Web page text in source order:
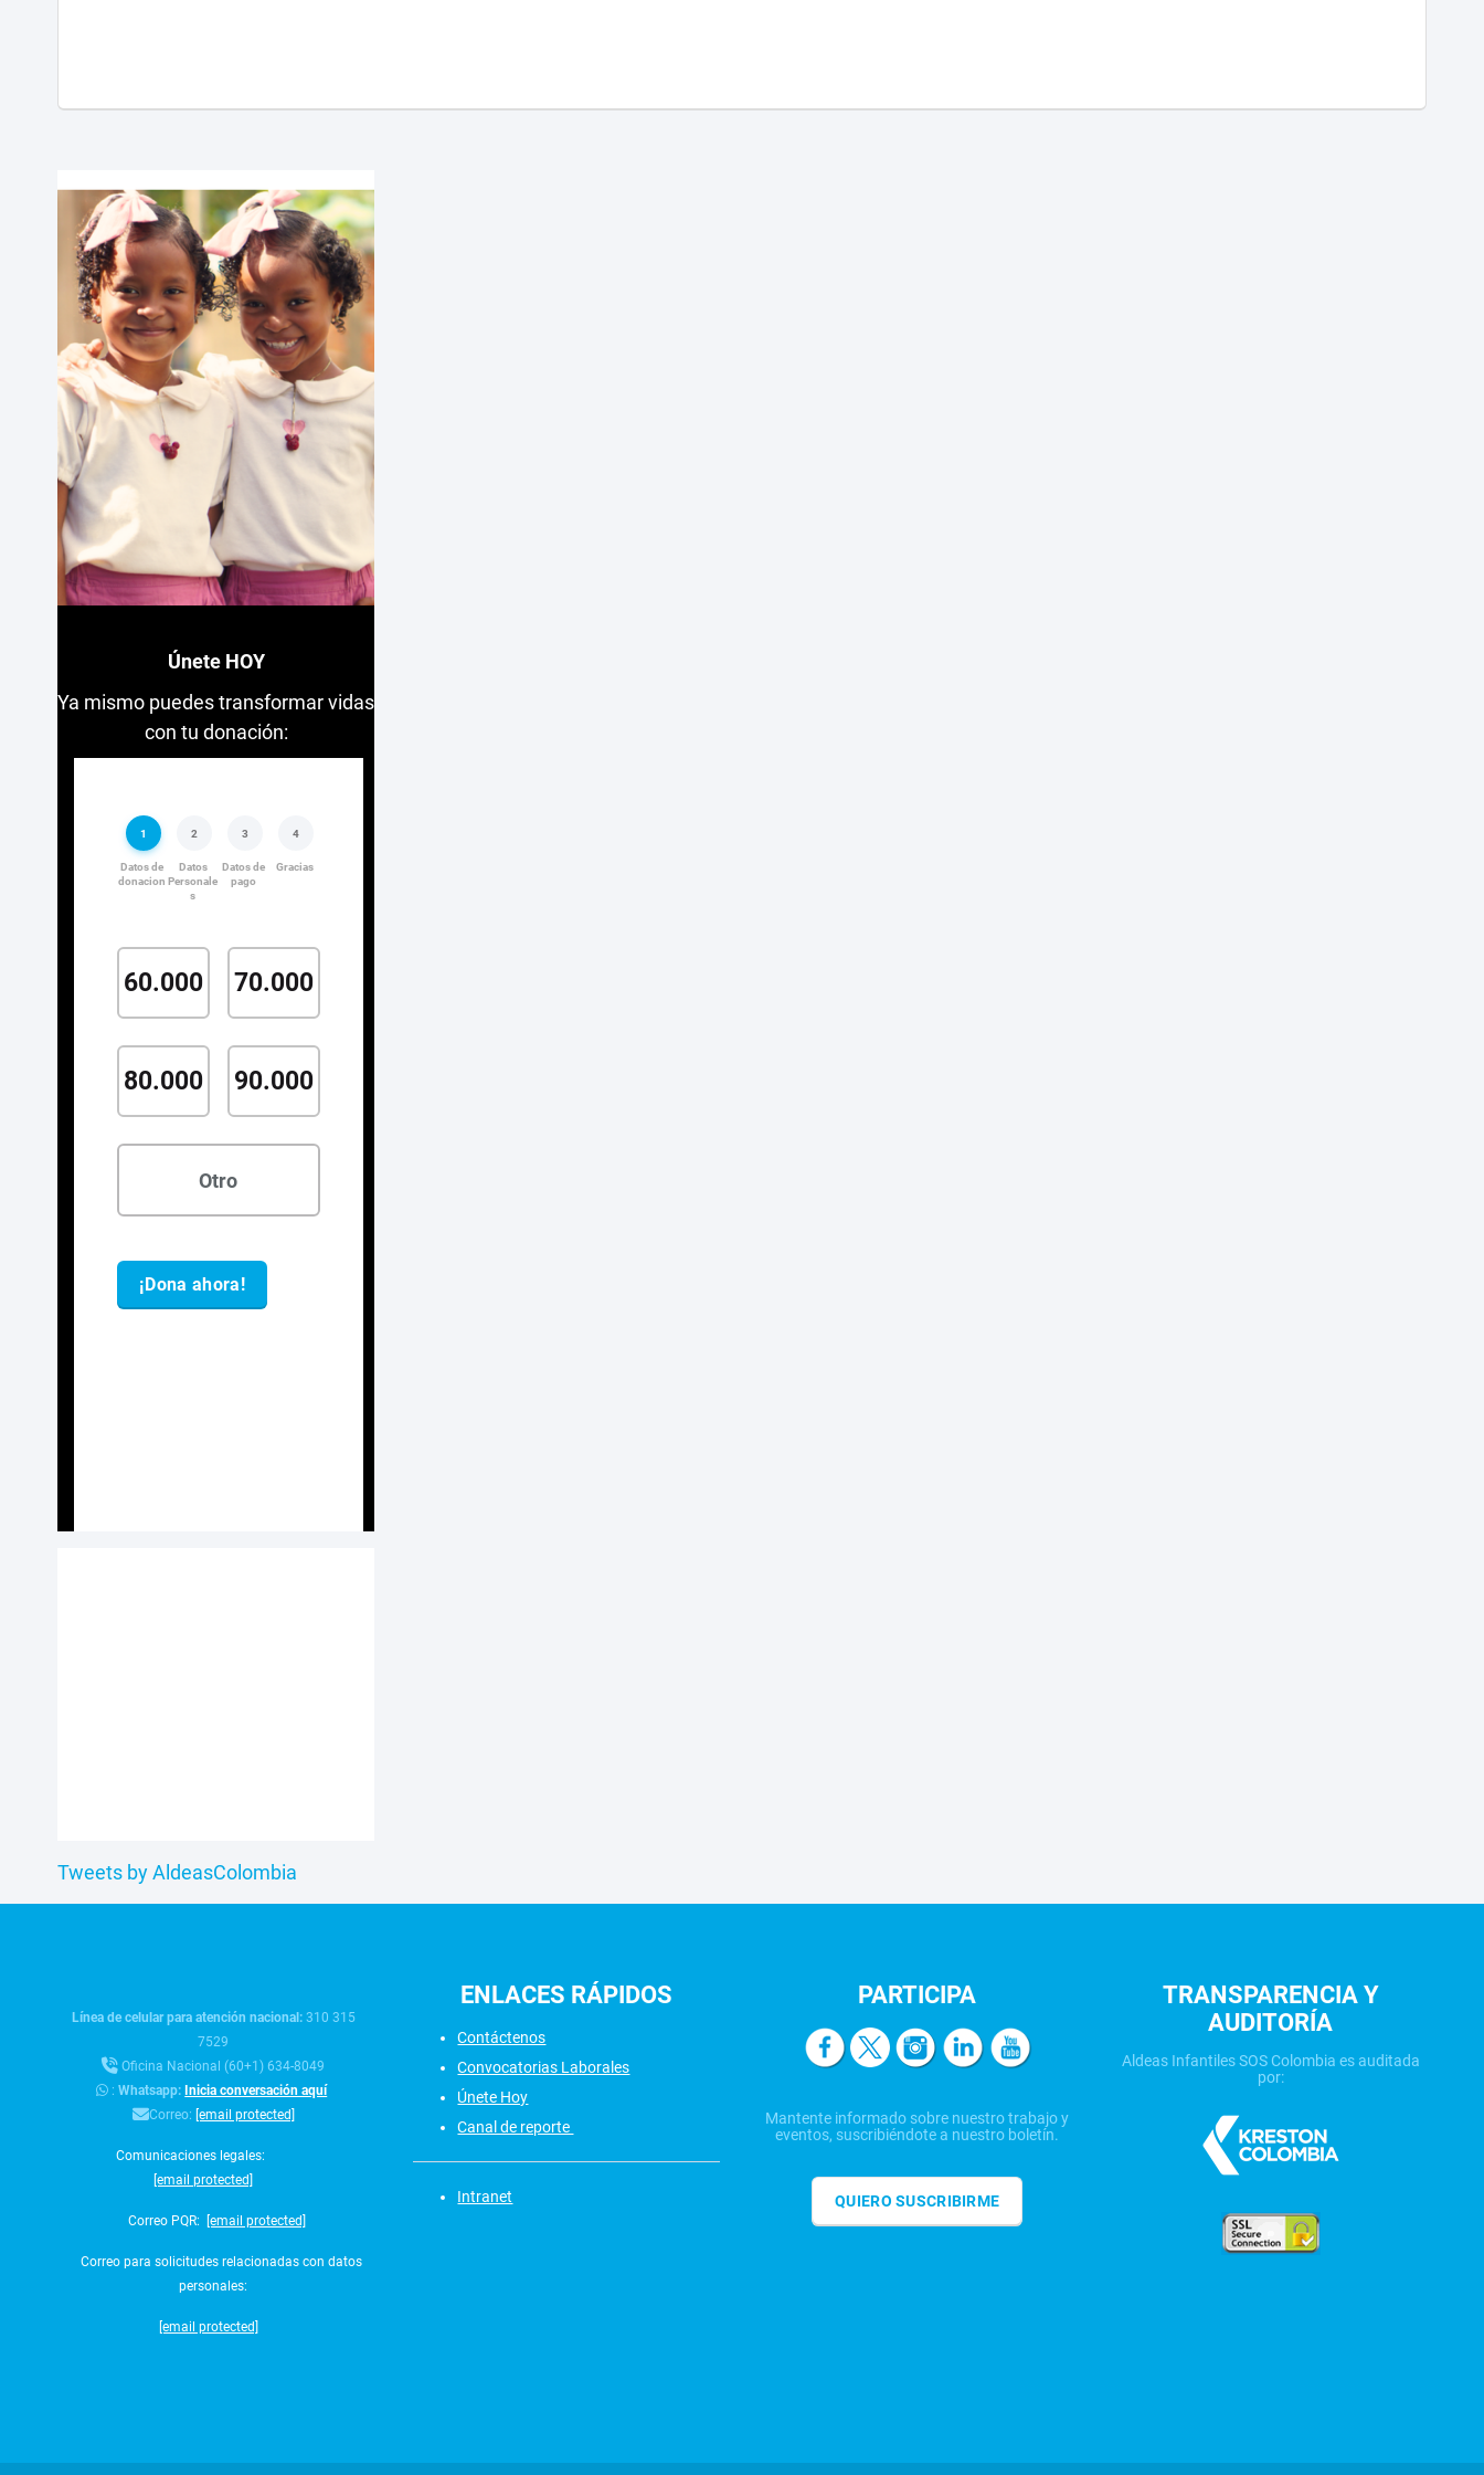
Únete HOY
Ya mismo puedes transformar vidas
con tu donación:
Tweets by AldeasColombia
Línea de celular para atención nacional: 310 315
7529
Oficina Nacional (60+1) 634-8049
:Whatsapp: Inicia conversación aquí
Correo: [email protected]
Comunicaciones legales:
[email protected]
Correo PQR: [email protected]
Correo para solicitudes relacionadas con datos
personales:
[email protected]
ENLACES RÁPIDOS
Contáctenos
Convocatorias Laborales
Únete Hoy
Canal de reporte
Intranet
PARTICIPA
Mantente informado sobre nuestro trabajo y
eventos, suscribiéndote a nuestro boletín.
QUIERO SUSCRIBIRME
TRANSPARENCIA Y
AUDITORÍA
Aldeas Infantiles SOS Colombia es auditada
por: